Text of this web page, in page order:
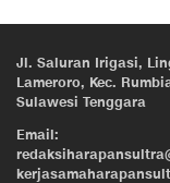
Jl. Saluran Irigasi,
Lameroro, Kec.
Sulawesi Tenggara
Email: